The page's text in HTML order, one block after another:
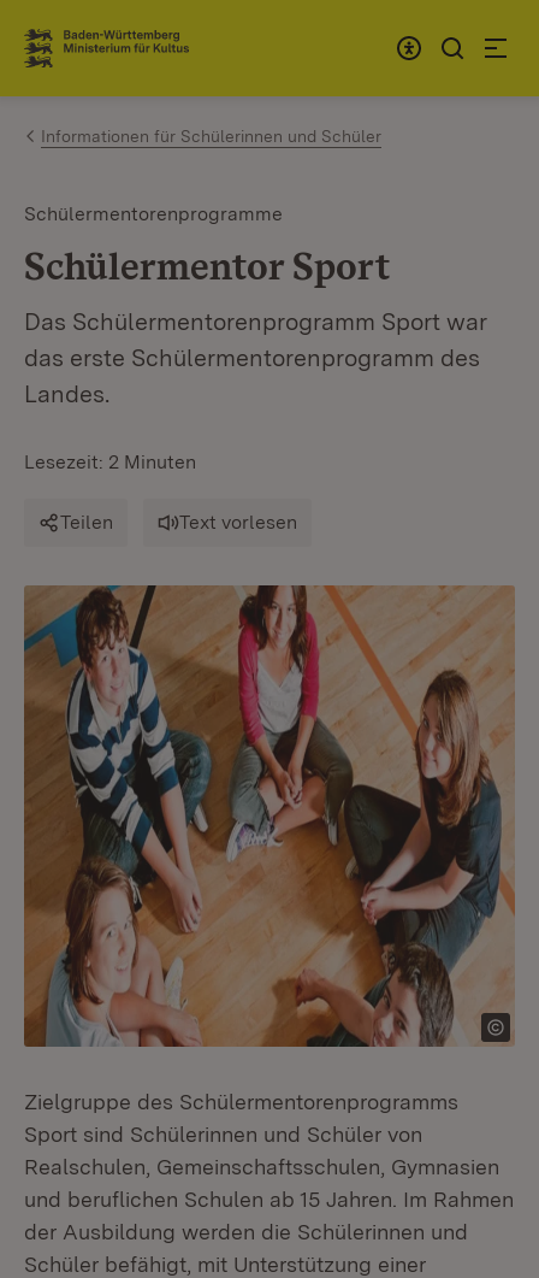
Zum Inhalt springen
Link zur Startseite
Informationen für Schülerinnen und Schüler
Schülermentorenprogramme
Schülermentor Sport
Das Schülermentorenprogramm Sport war
das erste Schülermentorenprogramm des
Landes.
Lesezeit: 2 Minuten
Teilen Text vorlesen
Zielgruppe des Schülermentorenprogramms
Sport sind Schülerinnen und Schüler von
Realschulen, Gemeinschaftsschulen, Gymnasien
und beruflichen Schulen ab 15 Jahren. Im Rahmen
der Ausbildung werden die Schülerinnen und
Schüler befähigt, mit Unterstützung einer